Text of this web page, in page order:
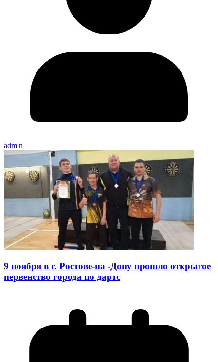
admin
9 ноября в г. Ростове-на -Дону прошло открытое
первенство города по дартс